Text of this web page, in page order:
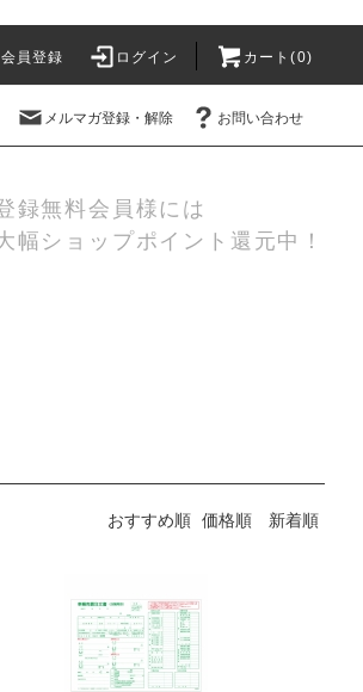
会員登録 ログイン カート(0)
メルマガ登録・解除 お問い合わせ
録無料会員様には
幅ショップポイント還元中！
おすすめ順 価格順 新着順